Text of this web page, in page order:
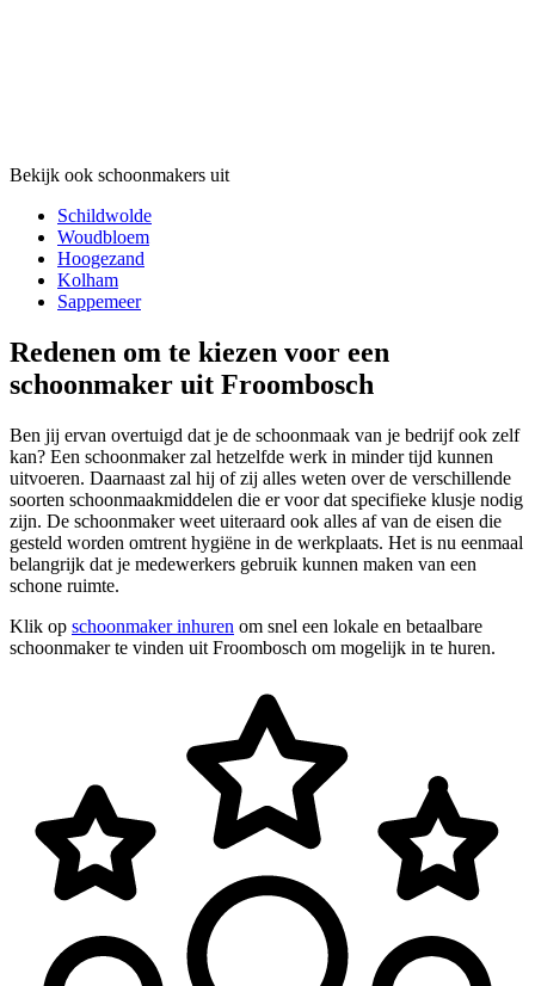
Bekijk ook schoonmakers uit
Schildwolde
Woudbloem
Hoogezand
Kolham
Sappemeer
Redenen om te kiezen voor een
schoonmaker uit Froombosch
Ben jij ervan overtuigd dat je de schoonmaak van je bedrijf ook zelf
kan? Een schoonmaker zal hetzelfde werk in minder tijd kunnen
uitvoeren. Daarnaast zal hij of zij alles weten over de verschillende
soorten schoonmaakmiddelen die er voor dat specifieke klusje nodig
zijn. De schoonmaker weet uiteraard ook alles af van de eisen die
gesteld worden omtrent hygiëne in de werkplaats. Het is nu eenmaal
belangrijk dat je medewerkers gebruik kunnen maken van een
schone ruimte.
Klik op schoonmaker inhuren om snel een lokale en betaalbare
schoonmaker te vinden uit Froombosch om mogelijk in te huren.